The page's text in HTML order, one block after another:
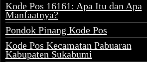
Kode Pos 16161: Apa Itu dan Apa
Manfaatnya?
Pondok Pinang Kode Pos
Kode Pos Kecamatan Pabuaran
Kabupaten Sukabumi